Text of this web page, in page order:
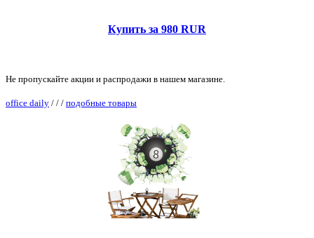
Купить за 980 RUR
Не пропускайте акции и распродажи в нашем магазине.
office daily / / / подобные товары